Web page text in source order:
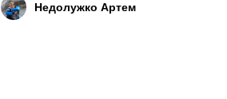
Недолужко Артем